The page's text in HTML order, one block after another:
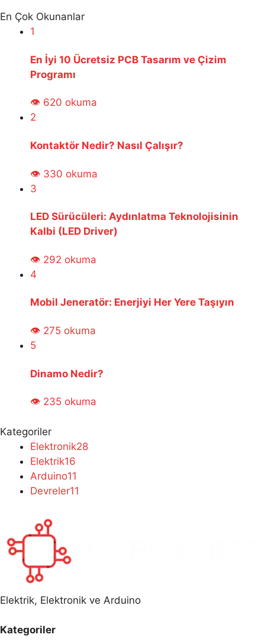
En Çok Okunanlar
1
En İyi 10 Ücretsiz PCB Tasarım ve Çizim
Programı
👁 620 okuma
2
Kontaktör Nedir? Nasıl Çalışır?
👁 330 okuma
3
LED Sürücüleri: Aydınlatma Teknolojisinin
Kalbi (LED Driver)
👁 292 okuma
4
Mobil Jeneratör: Enerjiyi Her Yere Taşıyın
👁 275 okuma
5
Dinamo Nedir?
👁 235 okuma
Kategoriler
Elektronik28
Elektrik16
Arduino11
Devreler11
Elektrik, Elektronik ve Arduino
Kategoriler